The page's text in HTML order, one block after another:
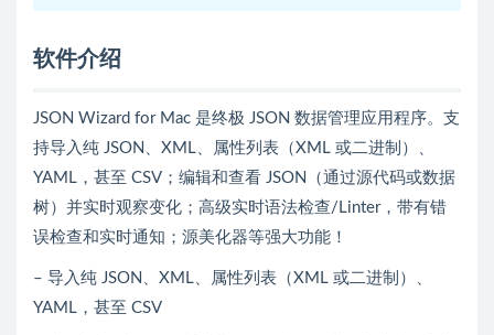
软件介绍
JSON Wizard for Mac 是终极 JSON 数据管理应用程序。支
持导入纯 JSON、XML、属性列表（XML 或二进制）、
YAML，甚至 CSV；编辑和查看 JSON（通过源代码或数据
树）并实时观察变化；高级实时语法检查/Linter，带有错
误检查和实时通知；源美化器等强大功能！
– 导入纯 JSON、XML、属性列表（XML 或二进制）、
YAML，甚至 CSV